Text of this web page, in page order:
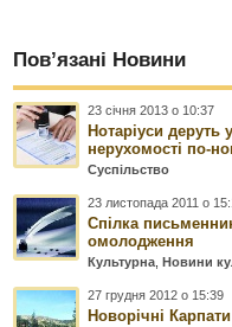
Пов’язані Новини
23 січня 2013 о 10:37
Нотаріуси деруть
нерухомості по-
Суспільство
23 листопада 2011 о
Спілка
омолодження
Культурна ,Новини
27 грудня 2012 о 15:39
Новорічні Карпати